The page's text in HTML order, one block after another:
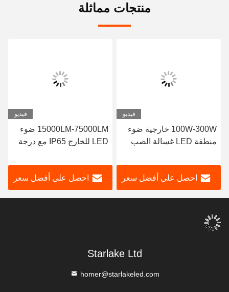
منتجات مماثلة
فيديو
100W-300W خارجية ضوء
منطقة LED غسالة الصب
السريع
احصل على أفضل سعر
فيديو
15000LM-75000LM ضوء
LED للخارج IP65 مع درجة
احصل على أفضل سعر
Starlake Ltd
homer@starlakeled.com